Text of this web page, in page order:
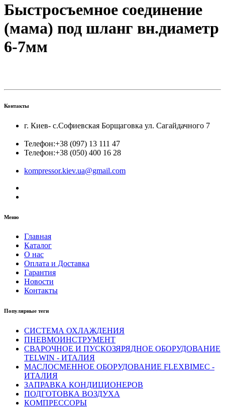
Быстросъемное соединение
(мама) под шланг вн.диаметр
6-7мм
Контакты
г. Киев- с.Софиевская Борщаговка ул. Сагайдачного 7
Телефон:+38 (097) 13 111 47
Телефон:+38 (050) 400 16 28
kompressor.kiev.ua@gmail.com
Меню
Главная
Каталог
О нас
Оплата и Доставка
Гарантия
Новости
Контакты
Популярные теги
СИСТЕМА ОХЛАЖДЕНИЯ
ПНЕВМОИНСТРУМЕНТ
СВАРОЧНОЕ И ПУСКОЗЯРЯДНОЕ ОБОРУДОВАНИЕ
TELWIN - ИТАЛИЯ
МАСЛОСМЕННОЕ ОБОРУДОВАНИЕ FLEXBIMEC -
ИТАЛИЯ
ЗАПРАВКА КОНДИЦИОНЕРОВ
ПОДГОТОВКА ВОЗДУХА
КОМПРЕССОРЫ